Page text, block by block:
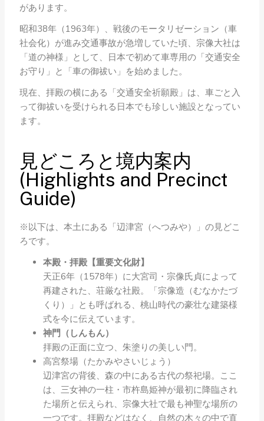
があります。
昭和38年（1963年）、戦後のモータリゼーション（車
社会化）が進み交通事故が急増していた頃、宗像大社は
「道の神様」として、日本で初めて車専用の「交通安全
お守り」と「車の御祓い」を始めました。
現在、拝殿の横にある「交通安全祈願殿」は、車ごと入
って御祓いを受けられる日本でも珍しい施設となってい
ます。
見どころと境内案内
(Highlights and Precinct
Guide)
※以下は、本土にある「辺津宮（へつみや）」の見どこ
ろです。
本殿・拝殿【重要文化財】
天正6年（1578年）に大宮司・宗像氏貞によって
再建された、荘厳な社殿。「宗像造（むなかたづ
くり）」とも呼ばれる、桃山時代の豪壮な建築様
式を今に伝えています。
神門（しんもん）
拝殿の正面に立つ、朱塗りの美しい門。
高宮祭場（たかみやさいじょう）
辺津宮の背後、森の中にある古代の祭祀場。ここ
は、三女神の一柱・市杵島姫神が最初に降臨され
た場所と伝えられ、宗像大社で最も神聖な場所の
一つです。拝殿などはなく、自然の木々の中で直